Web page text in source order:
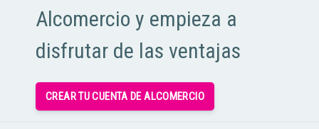
Alcomercio y empieza a
disfrutar de las ventajas
CREAR TU CUENTA DE ALCOMERCIO